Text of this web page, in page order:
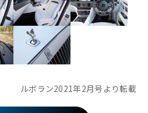
ルボラン2021年2月号より転載